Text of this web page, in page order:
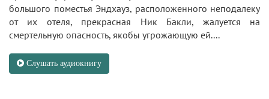
большого поместья Эндхауз, расположенного неподалеку
от их отеля, прекрасная Ник Бакли, жалуется на
смертельную опасность, якобы угрожающую ей....
Слушать аудиокнигу